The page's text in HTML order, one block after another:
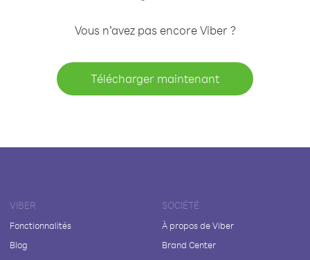
Vous n’avez pas encore Viber ?
Télécharger maintenant
VIBER
Fonctionnalités
Blog
SOCIÉTÉ
À propos de Viber
Brand Center